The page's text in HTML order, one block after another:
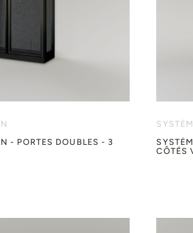
- PORTES DOUBLES - 3
CÔTÉS